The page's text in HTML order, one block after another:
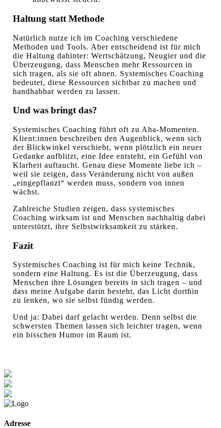
Haltung statt Methode
Natürlich nutze ich im Coaching verschiedene
Methoden und Tools. Aber entscheidend ist für mich
die Haltung dahinter: Wertschätzung, Neugier und die
Überzeugung, dass Menschen mehr Ressourcen in
sich tragen, als sie oft ahnen. Systemisches Coaching
bedeutet, diese Ressourcen sichtbar zu machen und
handhabbar werden zu lassen.
Und was bringt das?
Systemisches Coaching führt oft zu Aha-Momenten.
Klient:innen beschreiben den Augenblick, wenn sich
der Blickwinkel verschiebt, wenn plötzlich ein neuer
Gedanke aufblitzt, eine Idee entsteht, ein Gefühl von
Klarheit auftaucht. Genau diese Momente liebe ich –
weil sie zeigen, dass Veränderung nicht von außen
„eingepflanzt“ werden muss, sondern von innen
wächst.
Zahlreiche Studien zeigen, dass systemisches
Coaching wirksam ist und Menschen nachhaltig dabei
unterstützt, ihre Selbstwirksamkeit zu stärken.
Fazit
Systemisches Coaching ist für mich keine Technik,
sondern eine Haltung. Es ist die Überzeugung, dass
Menschen ihre Lösungen bereits in sich tragen – und
dass meine Aufgabe darin besteht, das Licht dorthin
zu lenken, wo sie selbst fündig werden.
Und ja: Dabei darf gelacht werden. Denn selbst die
schwersten Themen lassen sich leichter tragen, wenn
ein bisschen Humor im Raum ist.
Adresse